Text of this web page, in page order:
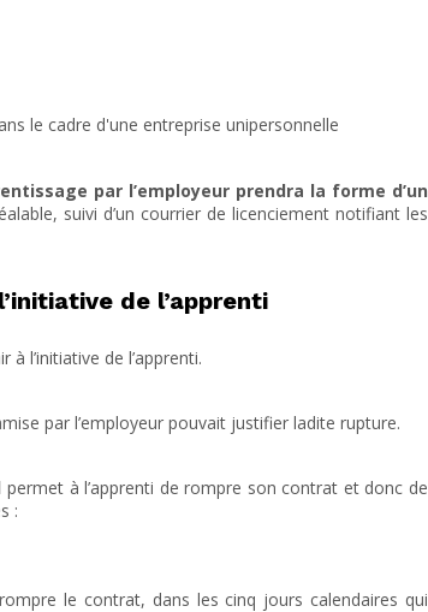
le cadre d'une entreprise unipersonnelle
par l’employeur prendra la forme d’un
suivi d’un courrier de licenciement notifiant les
de l’apprenti
l’initiative de l’apprenti.
par l’employeur pouvait justifier ladite rupture.
permet à l’apprenti de rompre son contrat et donc de
:
le contrat, dans les cinq jours calendaires qui